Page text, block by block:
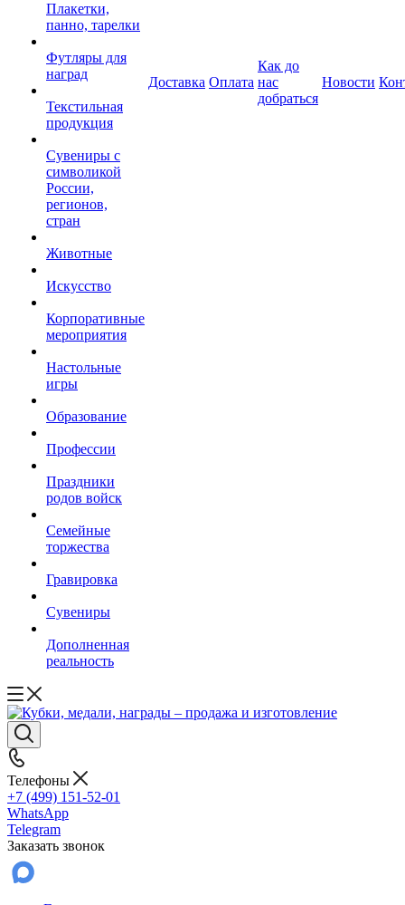
Плакетки,
панно, тарелки
Футляры для
наград
Текстильная
продукция
Сувениры с
символикой
России,
регионов,
стран
Животные
Искусство
Корпоративные
мероприятия
Настольные
игры
Образование
Профессии
Праздники
родов войск
Семейные
торжества
Гравировка
Сувениры
Дополненная
реальность
Доставка Оплата
Как до
нас
добраться
Новости
Телефоны
+7 (499) 151-52-01
WhatsApp
Telegram
Заказать звонок